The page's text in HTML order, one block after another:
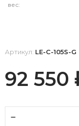
вес:
Артикул: LE-C-105S-G
92 550